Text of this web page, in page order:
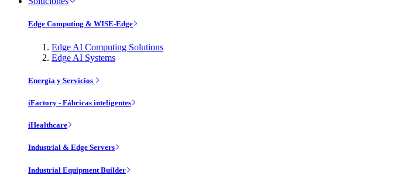
Edge Computing & WISE-Edge
Edge AI Computing Solutions
Edge AI Systems
Energía y Servicios
iFactory - Fábricas inteligentes
iHealthcare
Industrial & Edge Servers
Industrial Equipment Builder